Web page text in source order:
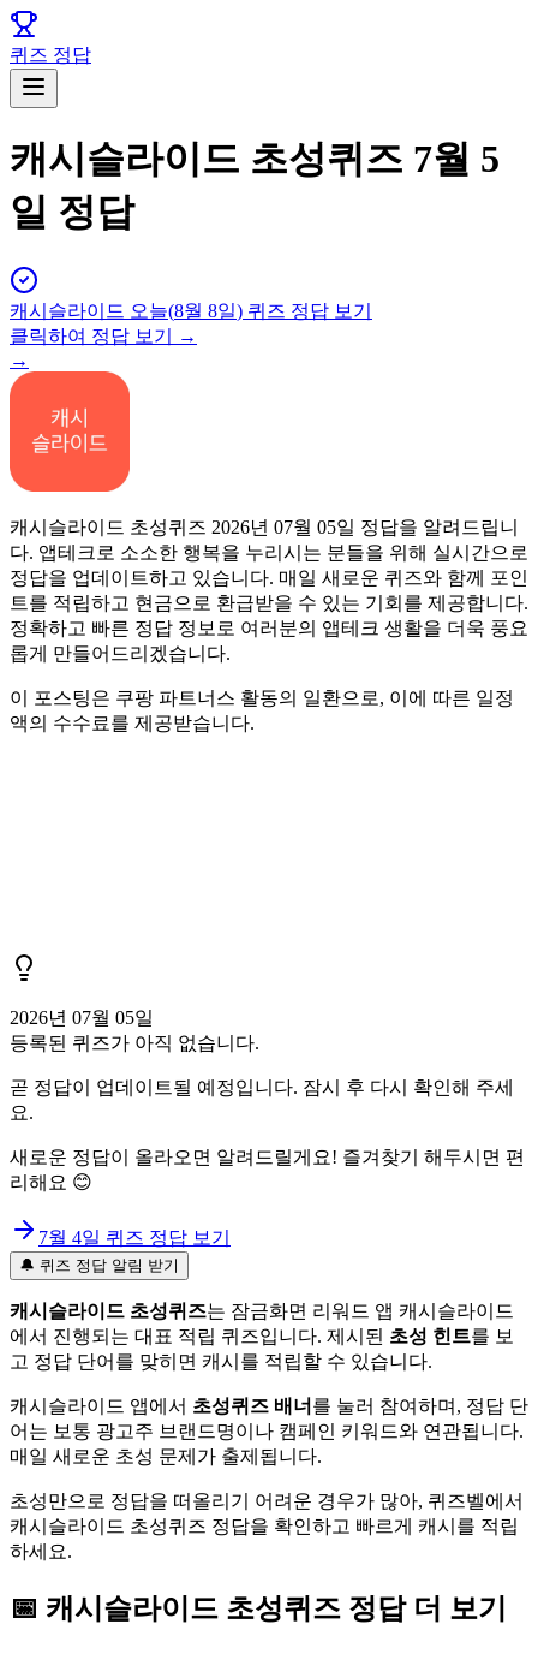
퀴즈 정답
캐시슬라이드 초성퀴즈 7월 5
일 정답
캐시슬라이드 오늘(8월 8일) 퀴즈 정답 보기
클릭하여 정답 보기 →
→
캐시슬라이드 초성퀴즈 2026년 07월 05일 정답을 알려드립니
다. 앱테크로 소소한 행복을 누리시는 분들을 위해 실시간으로
정답을 업데이트하고 있습니다. 매일 새로운 퀴즈와 함께 포인
트를 적립하고 현금으로 환급받을 수 있는 기회를 제공합니다.
정확하고 빠른 정답 정보로 여러분의 앱테크 생활을 더욱 풍요
롭게 만들어드리겠습니다.
이 포스팅은 쿠팡 파트너스 활동의 일환으로, 이에 따른 일정
액의 수수료를 제공받습니다.
2026년 07월 05일
등록된 퀴즈가 아직 없습니다.
곧 정답이 업데이트될 예정입니다. 잠시 후 다시 확인해 주세
요.
새로운 정답이 올라오면 알려드릴게요! 즐겨찾기 해두시면 편
리해요 😊
7월 4일 퀴즈 정답 보기
🔔 퀴즈 정답 알림 받기
캐시슬라이드 초성퀴즈는 잠금화면 리워드 앱 캐시슬라이드
에서 진행되는 대표 적립 퀴즈입니다. 제시된 초성 힌트를 보
고 정답 단어를 맞히면 캐시를 적립할 수 있습니다.
캐시슬라이드 앱에서 초성퀴즈 배너 를 눌러 참여하며, 정답 단
어는 보통 광고주 브랜드명이나 캠페인 키워드와 연관됩니다.
매일 새로운 초성 문제가 출제됩니다.
초성만으로 정답을 떠올리기 어려운 경우가 많아, 퀴즈벨에서
캐시슬라이드 초성퀴즈 정답을 확인하고 빠르게 캐시를 적립
하세요.
📅 캐시슬라이드 초성퀴즈 정답 더 보기